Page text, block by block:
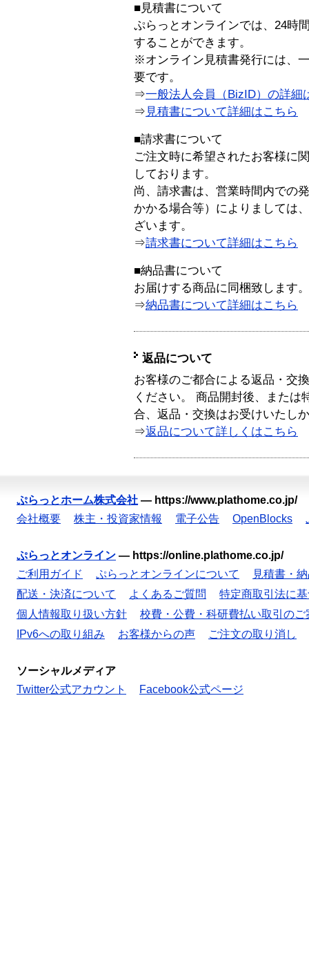
■見積書について
ぷらっとオンラインでは、24時
することができます。
※オンライン見積書発行には、
要です。
⇒一般法人会員（BizID）の詳細
⇒ 見積書について詳細はこちら
■請求書について
ご注文時に希望されたお客様に
しております。
尚、請求書は、営業時間内での
かかる場合等）によりましては
ざいます。
⇒請求書について詳細はこちら
■納品書について
お届けする商品に同梱致します。
⇒納品書について詳細はこちら
返品について
お客様のご都合による返品・交
ください。 商品開封後、または
合、返品・交換はお受けいたし
⇒返品について詳しくはこちら
ぷらっとホーム株式会社 — https://www.plathome.co.jp/
会社概要
株主・投資家情報 電子公告 OpenBlocks
ぷらっとオンライン — https://online.plathome.co.jp/
ご利用ガイド
ぷらっとオンラインについて
見積書・
配送・決済について
よくあるご質問
特定商取引法に
個人情報取り扱い方針
校費・公費・科研費払い取引のご
IPv6への取り組み
お客様からの声 ご注文の取り消し
ソーシャルメディア
Twitter公式アカウント
Facebook公式ページ